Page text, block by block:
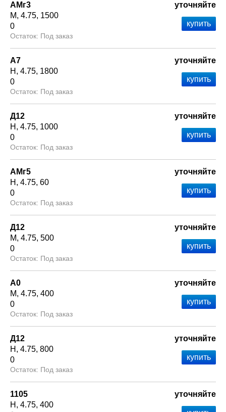
АМг3
М 4.75 1500
0
Под заказ
уточняйте
А7
Н
4.75 1800
0
Под заказ
уточняйте
Д12
Н
4.75 1000
0
Под заказ
уточняйте
АМг5
Н
4.75 60
0
Под заказ
уточняйте
Д12
М 4.75 500
0
Под заказ
уточняйте
А0
М 4.75 400
0
Под заказ
уточняйте
Д12
Н
4.75 800
0
Под заказ
уточняйте
1105
Н
4.75 400
уточняйте